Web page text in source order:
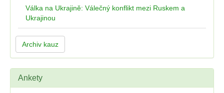
Válka na Ukrajině: Válečný konflikt mezi Ruskem a
Ukrajinou
Archiv kauz
Ankety